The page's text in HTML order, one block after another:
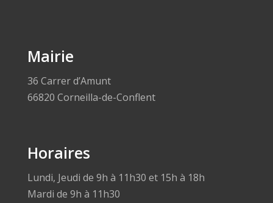
Mairie
36 Carrer d’Amunt
66820 Corneilla-de-Conflent
Horaires
Lundi, Jeudi de 9h à 11h30 et 15h à 18h
Mardi de 9h à 11h30